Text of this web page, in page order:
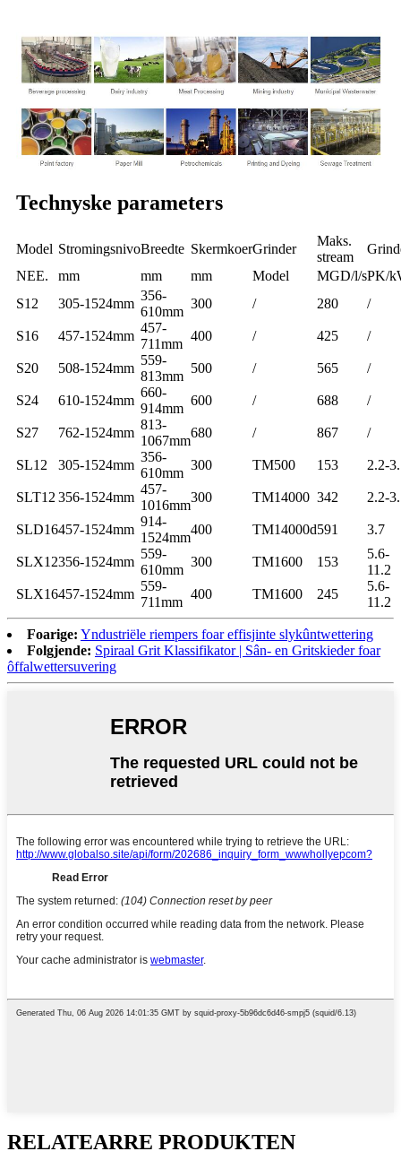
Technyske parameters
Model StromingsnivoBreedte SkermkoerGrinder
Maks.
stream
NEE.
mm mm mm Model MGD/l/sPK/
S12
305-1524mm
356-
610mm
300 / 280 /
S16 457-1524mm
457-
711mm
400 / 425 /
S20 508-1524mm
559-
813mm
500 / 565 /
S24 610-1524mm
660-
914mm
600 / 688 /
S27 762-1524mm
813-
1067mm
680 / 867 /
SL12 305-1524mm
356-
610mm
300 TM500 153 2.2-
SLT12 356-1524mm
457-
1016mm
300 TM14000 342 2.2-
SLD16457-1524mm
914-
1524mm
400 TM14000d591 3.7
SLX12356-1524mm
559-
610mm
300 TM1600 153
5.6-
11.2
SLX16457-1524mm
559-
711mm
400 TM1600 245
5.6-
11.2
Foarige: Yndustriële riempers foar effisjinte slykûntwettering
Folgjende: Spiraal Grit Klassifikator | Sân- en Gritskieder foar
ôffalwettersuvering
RELATEARRE PRODUKTEN